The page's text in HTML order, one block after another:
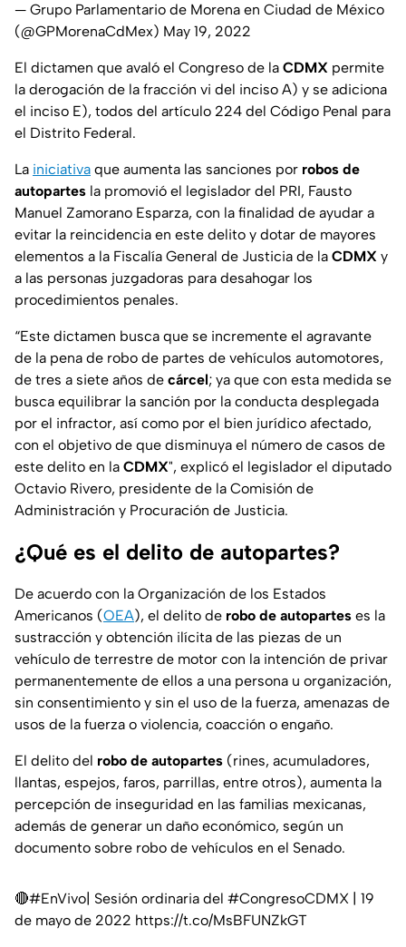
— Grupo Parlamentario de Morena en Ciudad de México
(@GPMorenaCdMex) May 19, 2022
El dictamen que avaló el Congreso de la CDMX permite
la derogación de la fracción vi del inciso A) y se adiciona
el inciso E), todos del artículo 224 del Código Penal para
el Distrito Federal.
La iniciativa que aumenta las sanciones por robos de
autopartes la promovió el legislador del PRI, Fausto
Manuel Zamorano Esparza, con la finalidad de ayudar a
evitar la reincidencia en este delito y dotar de mayores
elementos a la Fiscalía General de Justicia de la CDMX y
a las personas juzgadoras para desahogar los
procedimientos penales.
“Este dictamen busca que se incremente el agravante
de la pena de robo de partes de vehículos automotores,
de tres a siete años de cárcel; ya que con esta medida se
busca equilibrar la sanción por la conducta desplegada
por el infractor, así como por el bien jurídico afectado,
con el objetivo de que disminuya el número de casos de
este delito en la CDMX", explicó el legislador el diputado
Octavio Rivero, presidente de la Comisión de
Administración y Procuración de Justicia.
¿Qué es el delito de autopartes?
De acuerdo con la Organización de los Estados
Americanos (OEA), el delito de robo de autopartes es la
sustracción y obtención ilícita de las piezas de un
vehículo de terrestre de motor con la intención de privar
permanentemente de ellos a una persona u organización,
sin consentimiento y sin el uso de la fuerza, amenazas de
usos de la fuerza o violencia, coacción o engaño.
El delito del robo de autopartes (rines, acumuladores,
llantas, espejos, faros, parrillas, entre otros), aumenta la
percepción de inseguridad en las familias mexicanas,
además de generar un daño económico, según un
documento sobre robo de vehículos en el Senado.
🔴#EnVivo | Sesión ordinaria del #CongresoCDMX | 19
de mayo de 2022 https://t.co/MsBFUNZkGT